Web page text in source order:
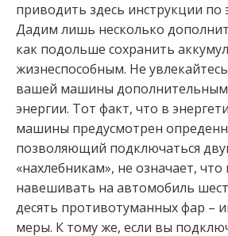
приводить здесь инструкции по
Дадим лишь несколько
как подольше сохранить
жизнеспособным. Не
вашей машины
энергии. Тот факт, что в
машины предусмотрен
позволяющий подключаться
«нахлебникам», не означает,
навешивать на автомобиль
десять противотуманных фар –
меры. К тому же, если вы